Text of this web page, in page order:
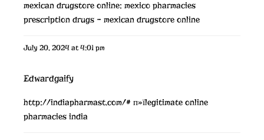
mexican drugstore online: mexico pharmacies
prescription drugs – mexican drugstore online
July 20, 2024 at 4:01 pm
Edwardgaify
http://indiapharmast.com/# п»їlegitimate online
pharmacies india